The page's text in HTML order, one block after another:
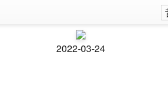
2022-03-24